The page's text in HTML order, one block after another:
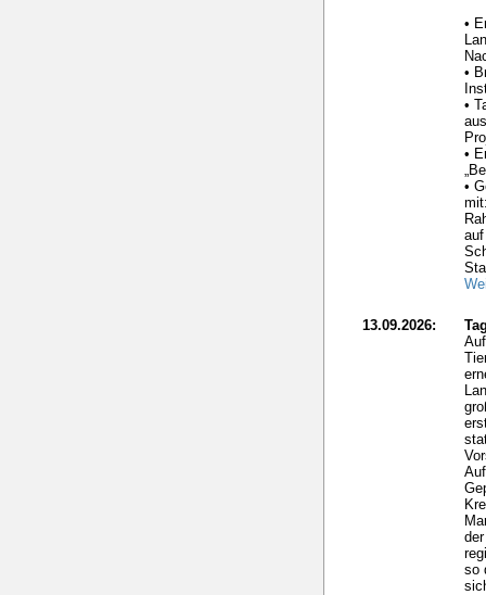
•
•
•
•
•
13.09.2026:
so